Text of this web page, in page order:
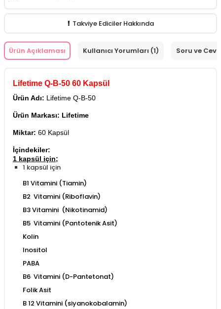
Takviye Ediciler Hakkında
Ürün Açıklaması Kullanıcı Yorumları (1) Soru ve
Lifetime Q-B-50 60 Kapsül
Ürün Adı: Lifetime Q-B-50
Ürün Markası: Lifetime
Miktar: 60 Kapsül
İçindekiler:
1 kapsül için;
1 kapsül için
B1 Vitamini (Tiamin)
B2 Vitamini (Riboflavin)
B3 Vitamini (Nikotinamid)
B5 Vitamini (Pantotenik Asit)
Kolin
Inositol
PABA
B6 Vitamini (D-Pantetonat)
Folik Asit
B 12 Vitamini (siyanokobalamin)